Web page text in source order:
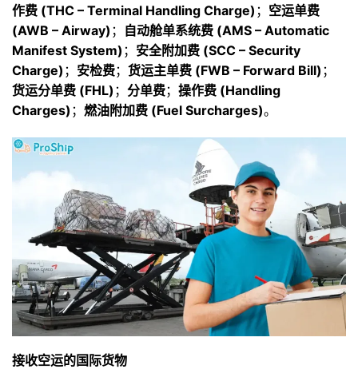
作费 (THC – Terminal Handling Charge) ； 空运单费
(AWB – Airway) ； 自动舱单系统费 (AMS – Automatic
Manifest System) ； 安全附加费 (SCC – Security
Charge) ； 安检费； 货运主单费 (FWB – Forward Bill) ；
货运分单费 (FHL) ； 分单费； 操作费 (Handling
Charges) ； 燃油附加费 (Fuel Surcharges)。
接收空运的国际货物